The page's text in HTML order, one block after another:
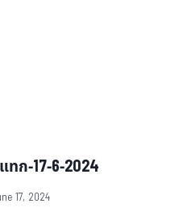
ก-17-6-2024
17, 2024